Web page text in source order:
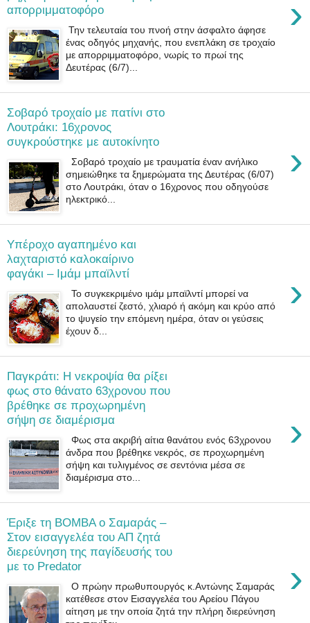
απορριμματοφόρο
›
Την τελευταία του πνοή στην άσφαλτο άφησε
ένας οδηγός μηχανής, που ενεπλάκη σε τροχαίο
με απορριμματοφόρο, νωρίς το πρωί της
Δευτέρας (6/7)...
Σοβαρό τροχαίο με πατίνι στο
Λουτράκι: 16χρονος
συγκρούστηκε με αυτοκίνητο
›
Σοβαρό τροχαίο με τραυματία έναν ανήλικο
σημειώθηκε τα ξημερώματα της Δευτέρας (6/07)
στο Λουτράκι, όταν ο 16χρονος που οδηγούσε
ηλεκτρικό...
Υπέροχο αγαπημένο και
λαχταριστό καλοκαίρινο
φαγάκι – Ιμάμ μπαϊλντί
›
Το συγκεκριμένο ιμάμ μπαϊλντί μπορεί να
απολαυστεί ζεστό, χλιαρό ή ακόμη και κρύο από
το ψυγείο την επόμενη ημέρα, όταν οι γεύσεις
έχουν δ...
Παγκράτι: Η νεκροψία θα ρίξει
φως στο θάνατο 63χρονου που
βρέθηκε σε προχωρημένη
σήψη σε διαμέρισμα
›
Φως στα ακριβή αίτια θανάτου ενός 63χρονου
άνδρα που βρέθηκε νεκρός, σε προχωρημένη
σήψη και τυλιγμένος σε σεντόνια μέσα σε
διαμέρισμα στο...
Έριξε τη BOMBA ο Σαμαράς –
Στον εισαγγελέα του ΑΠ ζητά
διερεύνηση της παγίδευσής του
με το Predator
›
Ο πρώην πρωθυπουργός κ.Αντώνης Σαμαράς
κατέθεσε στον Εισαγγελέα του Αρείου Πάγου
αίτηση με την οποία ζητά την πλήρη διερεύνηση